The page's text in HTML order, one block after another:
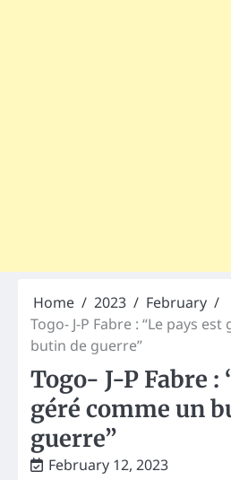
Home 2023
February
Togo- J-P Fabre : “Le pays
butin de guerre”
Togo- J-P Fabre :
géré comme un
guerre”
February 12, 2023